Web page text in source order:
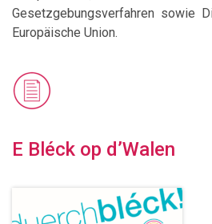
Gesetzgebungsverfahren sowie
Europäische Union.
E Bléck op d’Walen